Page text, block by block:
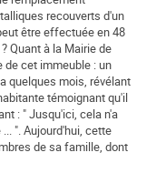
recouverts d'un
être effectuée en 48
Quant à la Mairie de
de cet immeuble : un
quelques mois, révélant
témoignant qu'il
: " Jusqu'ici, cela n'a
". Aujourd'hui, cette
de sa famille, dont